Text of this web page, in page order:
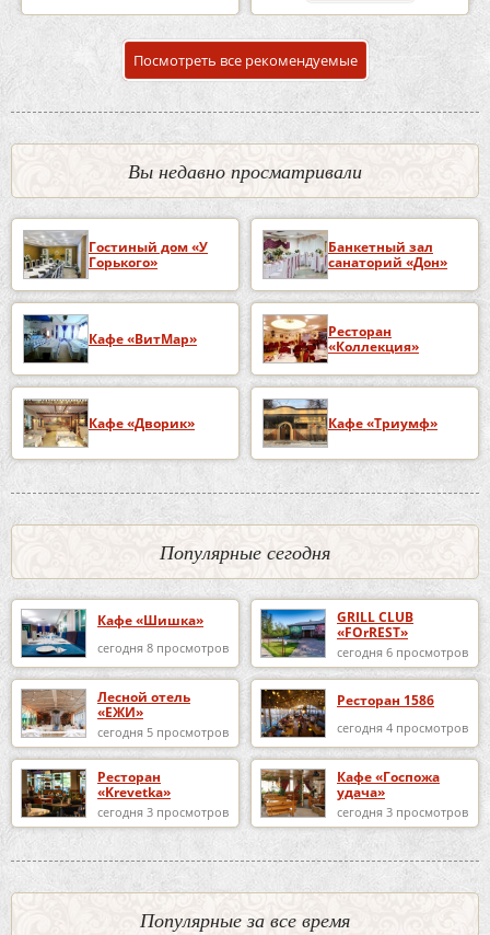
Посмотреть все рекомендуемые
Вы недавно просматривали
Гостиный дом «У
Горького»
Банкетный зал
санаторий «Дон»
Кафе «ВитМар»
Ресторан
«Коллекция»
Кафе «Дворик» Кафе «Триумф»
Популярные сегодня
Кафе «Шишка»
сегодня 8 просмотров
GRILL CLUB
«FOrREST»
сегодня 6 просмотров
Лесной отель
«ЕЖИ»
сегодня 5 просмотров
Ресторан 1586
сегодня 4 просмотров
Ресторан
«Krevetka»
сегодня 3 просмотров
Кафе «Госпожа
удача»
сегодня 3 просмотров
Популярные за все время